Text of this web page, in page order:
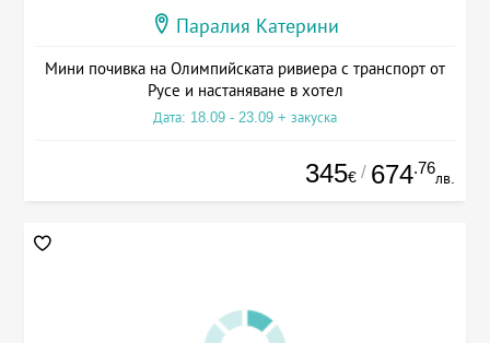
Паралия Катерини
Мини почивка на Олимпийската ривиера с транспорт от
Русе и настаняване в хотел
Дата: 18.09 - 23.09 + закуска
345€ / 674.76
лв.